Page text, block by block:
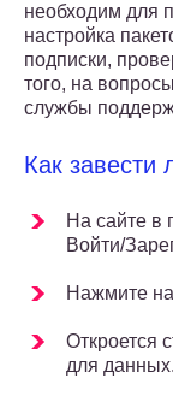
необходим для
настройка
подписки,
того, на
службы
Как завести
На сайте в
Войти/
Нажмите
Откроется
для данных.